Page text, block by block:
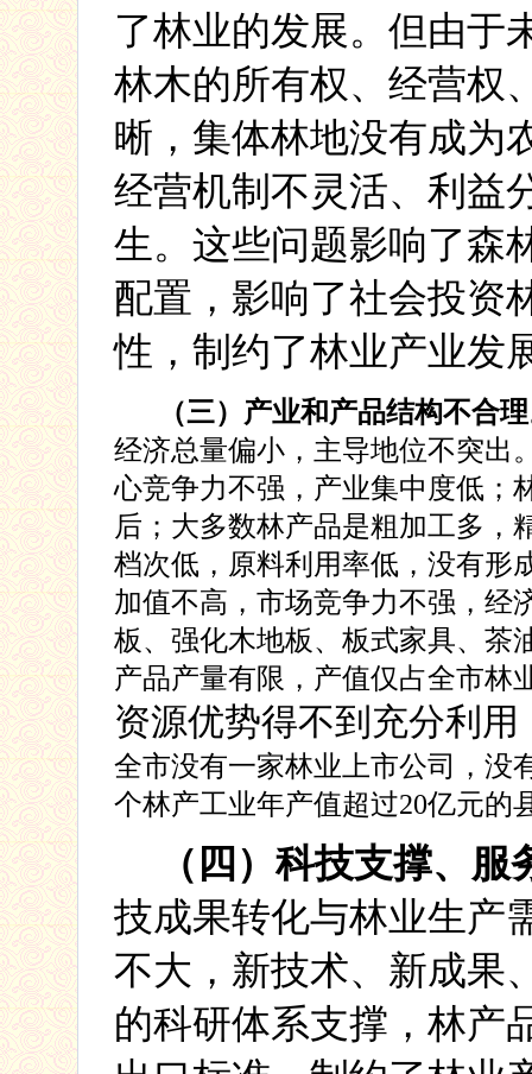
了林业的发展。但由于
林木的所有权、经营权
晰，集体林地没有成为
经营机制不灵活、利益
生。这些问题影响了森
配置，影响了社会投资
性，制约了林业产业发
（三）产业和产品结构不合
经济总量偏小，主导地位不突出
心竞争力不强，产业集中度低；
后 ；大多数林产品是粗加工多，
档次低，原料利用率低，没有形
加值不高，市场竞争力不强，经
板、强化木地板、板式家具、茶
产品产量有限，产值仅占全市林
资源优势得不到充分利用
全市没有一家林业上市公司，没
个林产工业年产值超过20亿元的
（四）科技支撑、服
技成果转化与林业生产
不大，新技术、新成果
的科研体系支撑，林产